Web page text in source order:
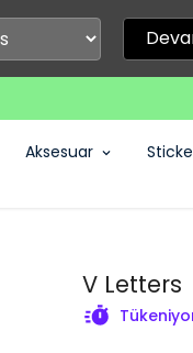
Aksesuar
V Letters